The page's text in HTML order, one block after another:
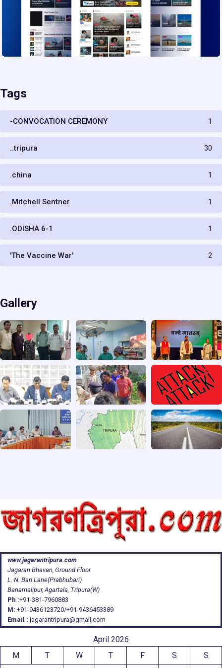
Tags
-CONVOCATION CEREMONY 1
..tripura 30
.china 1
.Mitchell Sentner 1
.ODISHA 6-1 1
'The Vaccine War' 2
Gallery
www.jagarantripura.com
Jagaran Bhavan, Ground Floor
L. N. Bari Lane(Prabhubari)
Banamalipur, Agartala, Tripura(W)
Ph :+91-381-7960883
M: +91-9436123720/+91-9436453389
Email : jagarantripura@gmail.com
April 2026
M
T W T F S S